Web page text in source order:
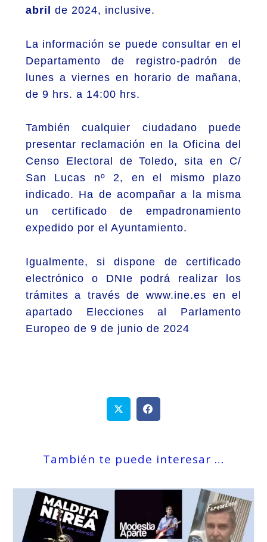
abril de 2024, inclusive.
La información se puede consultar en el
Departamento de registro-padrón de
lunes a viernes en horario de mañana,
de 9 hrs. a 14:00 hrs.
También cualquier ciudadano puede
presentar reclamación en la Oficina del
Censo Electoral de Toledo, sita en C/
San Lucas nº 2, en el mismo plazo
indicado. Ha de acompañar a la misma
un certificado de empadronamiento
expedido por el Ayuntamiento.
Igualmente, si dispone de certificado
electrónico o DNIe podrá realizar los
trámites a través de www.ine.es en el
apartado Elecciones al Parlamento
Europeo de 9 de junio de 2024
También te puede interesar …